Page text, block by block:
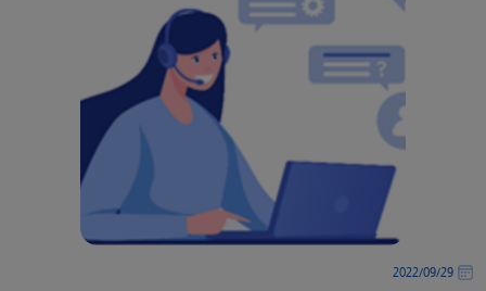
29‏/09‏/2022